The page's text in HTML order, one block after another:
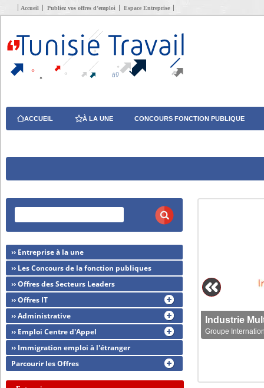
Accueil Publiez vos offres d’emploi Espace Entreprise
ACCUEIL À LA UNE CONCOURS FONCTION PUBLIQUE
Groupe
›› Entreprise à la une
›› Les Concours de la fonction publiques
›› Offres des Secteurs Leaders
›› Offres IT
›› Administrative
›› Emploi Centre d'Appel
›› Immigration emploi à l'étranger
Parcourir les Offres